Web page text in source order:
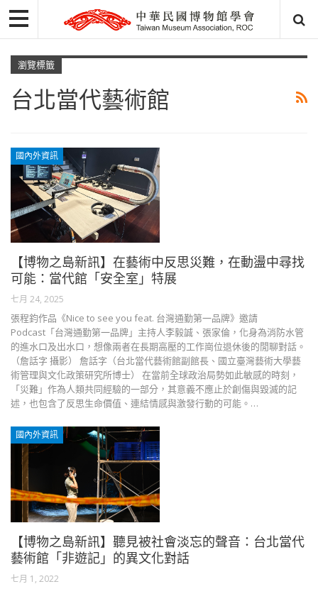
瀏覽標籤
台北當代藝術館
國內外資訊
【博物之島新訊】在藝術中反思災難，在動盪中尋找
可能：當代館「安全室」特展
七月 24, 2025
張程鈞作品《Nice to see you feat. 台灣通勤第一品牌》邀請
Podcast「台灣通勤第一品牌」主持人李毅誠、張家倫，化身為消防水管
的進水口及出水口，想像兩者在長期高壓的工作崗位退休後的閒聊對話。
（詹話字 攝影） 詹話字（台北當代藝術館副館長、國立臺灣藝術大學藝
術管理與文化政策研究所博士） 在當前全球政治局勢如此敏感的時刻，
「災難」作為人類共同經驗的一部分，其意義不應止於創傷與毀滅的記
述，也包含了反思生命價值、連結情感與激發行動的可能。…
國內外資訊
【博物之島新訊】聽見被社會淡忘的聲音：台北當代
藝術館「非遊記」的異文化對話
七月 1, 2022